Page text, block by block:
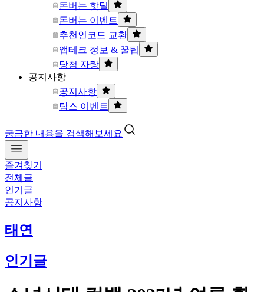
돈버는 핫딜
돈버는 이벤트
추천인코드 교환
앱테크 정보 & 꿀팁
당첨 자랑
공지사항
공지사항
탐스 이벤트
궁금한 내용을 검색해보세요
즐겨찾기
전체글
인기글
공지사항
태연
인기글